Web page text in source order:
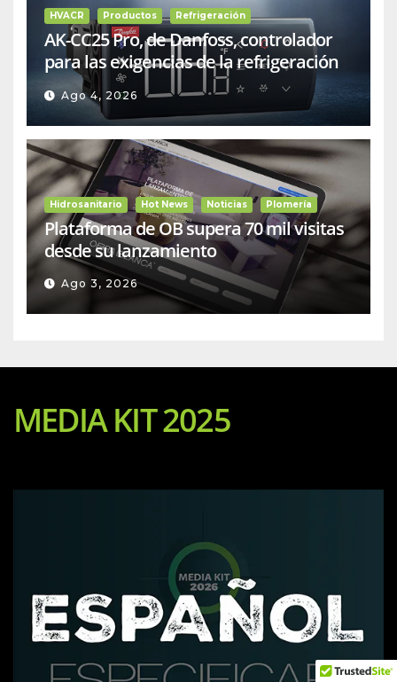
HVACR Productos Refrigeración
AK-CC25 Pro, de Danfoss, controlador
para las exigencias de la refrigeración
comercial
Ago 4, 2026
Hidrosanitario Hot News Noticias Plomería
Plataforma de OB supera 70 mil visitas
desde su lanzamiento
Ago 3, 2026
MEDIA KIT 2025